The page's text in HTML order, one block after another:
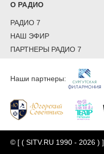
О РАДИО
РАДИО 7
НАШ ЭФИР
ПАРТНЕРЫ РАДИО 7
Наши партнеры:
© [ ( SITV.RU 1990 - 2026 ) ]